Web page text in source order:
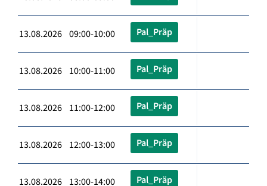
13.08.2026 09:00-10:00 Pal_Präp
13.08.2026 10:00-11:00 Pal_Präp
13.08.2026 11:00-12:00 Pal_Präp
13.08.2026 12:00-13:00 Pal_Präp
13.08.2026 13:00-14:00 Pal_Präp